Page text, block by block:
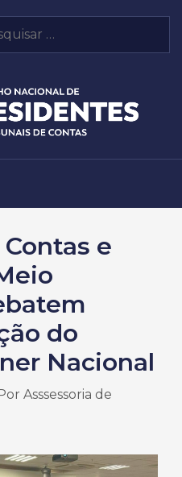
e
do
Nacional
Por Asssessoria de